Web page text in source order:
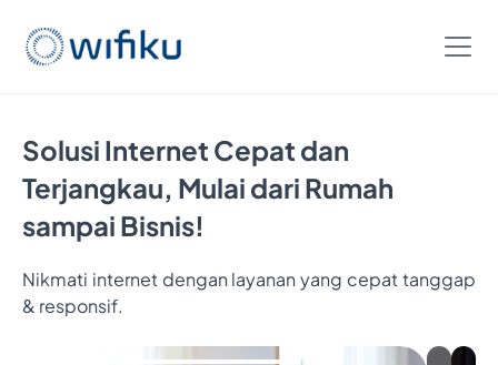
Solusi Internet Cepat dan
Terjangkau, Mulai dari Rumah
sampai Bisnis!
Nikmati internet dengan layanan yang cepat tanggap
& responsif.